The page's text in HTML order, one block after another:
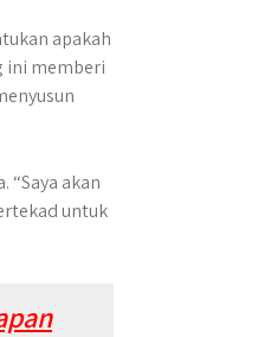
apakah
ini memberi
akan
untuk